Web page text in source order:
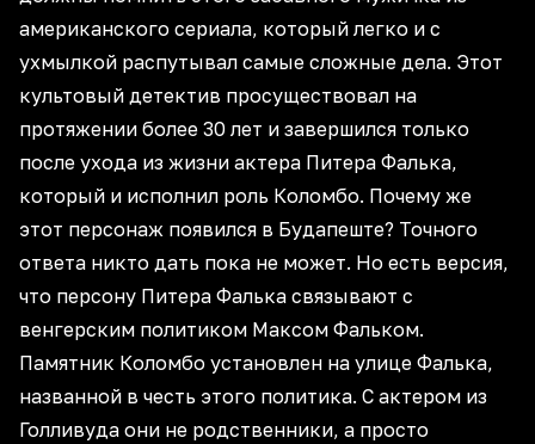
американского сериала, который легко и с
ухмылкой распутывал самые сложные дела. Этот
культовый детектив просуществовал на
протяжении более 30 лет и завершился только
после ухода из жизни актера Питера Фалька,
который и исполнил роль Коломбо. Почему же
этот персонаж появился в Будапеште? Точного
ответа никто дать пока не может. Но есть версия,
что персону Питера Фалька связывают с
венгерским политиком Максом Фальком.
Памятник Коломбо установлен на улице Фалька,
названной в честь этого политика. С актером из
Голливуда они не родственники, а просто